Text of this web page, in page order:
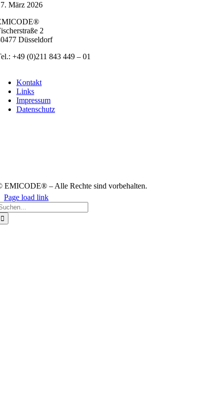
März 2026
2
Düs­sel­dorf
+49 (0)211 843 449 – 01
Kon­takt
Links
Impres­sum
Daten­schutz
EMICODE® – Alle Rech­te sind vor­be­hal­ten.
Page load link